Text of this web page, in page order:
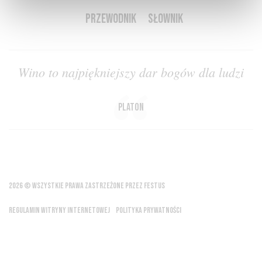
PRZEWODNIK
SŁOWNIK
Wino to najpiękniejszy dar bogów dla ludzi
Platon
2026 © WSZYSTKIE PRAWA ZASTRZEŻONE PRZEZ FESTUS
REGULAMIN WITRYNY INTERNETOWEJ POLITYKA PRYWATNOŚCI